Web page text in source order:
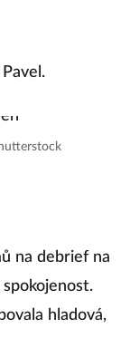
na debrief na
hladová,